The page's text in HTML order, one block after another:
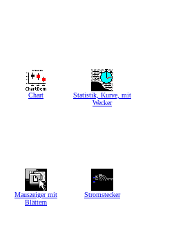
Chart
Statistik, Kurve, mit
Wecker
Mauszeiger mit
Blättern
Stromstecker